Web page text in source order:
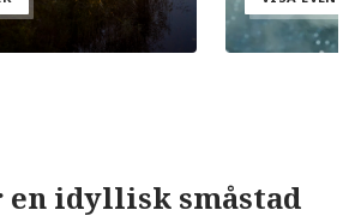
idyllisk småstad